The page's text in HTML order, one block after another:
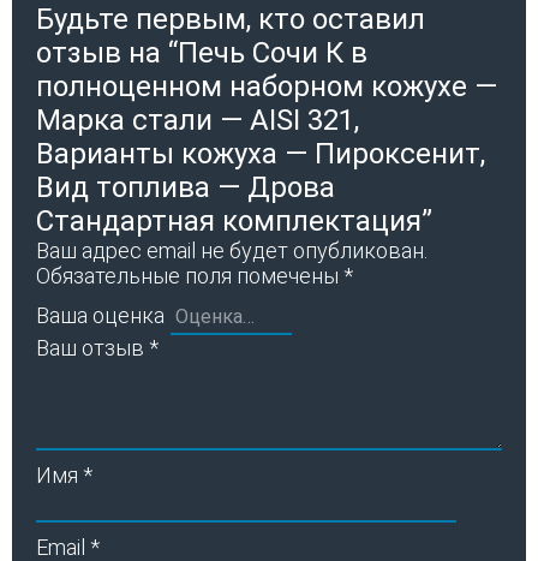
Будьте первым, кто оставил
отзыв на “Печь Сочи К в
полноценном наборном кожухе —
Марка стали — AISI 321,
Варианты кожуха — Пироксенит,
Вид топлива — Дрова
Стандартная комплектация”
Ваш адрес email не будет опубликован.
Обязательные поля помечены *
Ваша оценка
Ваш отзыв *
Имя *
Email *